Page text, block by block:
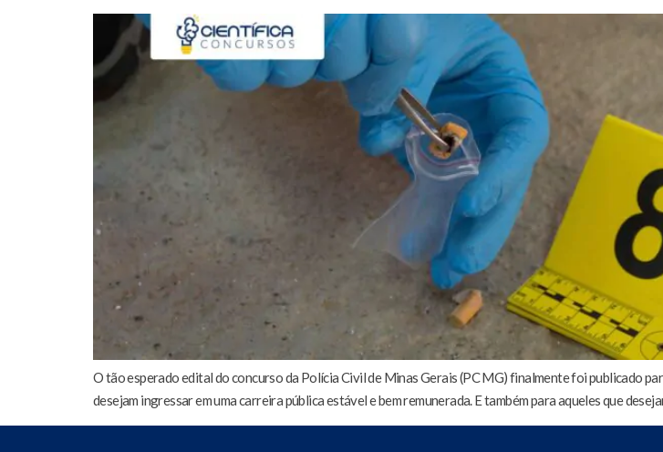
O tão esperado edital do concurso da Polícia Civil de Minas Gerais (PC MG) finalmente foi publicado
desejam ingressar em uma carreira pública estável e bem remunerada. E também para aqueles que